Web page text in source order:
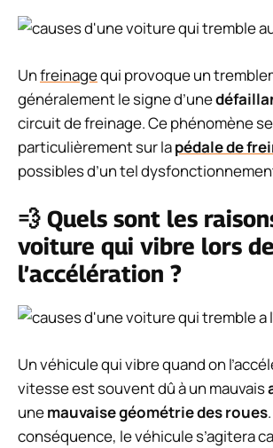
Unfreinagequi provoque un
généralement le signe d’une
circuit de freinage. Ce phénomène
particulièrement sur lapédale de
possibles d’un tel
💨 Quels sont les
voiture qui vibre lors de
l’accélération ?
Un véhicule qui vibre quand on
vitesse est souvent dû à un mauvais
unemauvaise géométrie des roues
conséquence, le véhicule s’agitera